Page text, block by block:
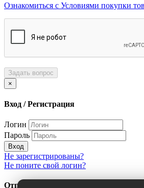
Ознакомиться с Условиями покупки
Задать вопрос
×
Вход / Регистрация
Логин
Пароль
Вход
Не зарегистрированы?
Не поните свой логин?
Отправить сообщение об ошибке?